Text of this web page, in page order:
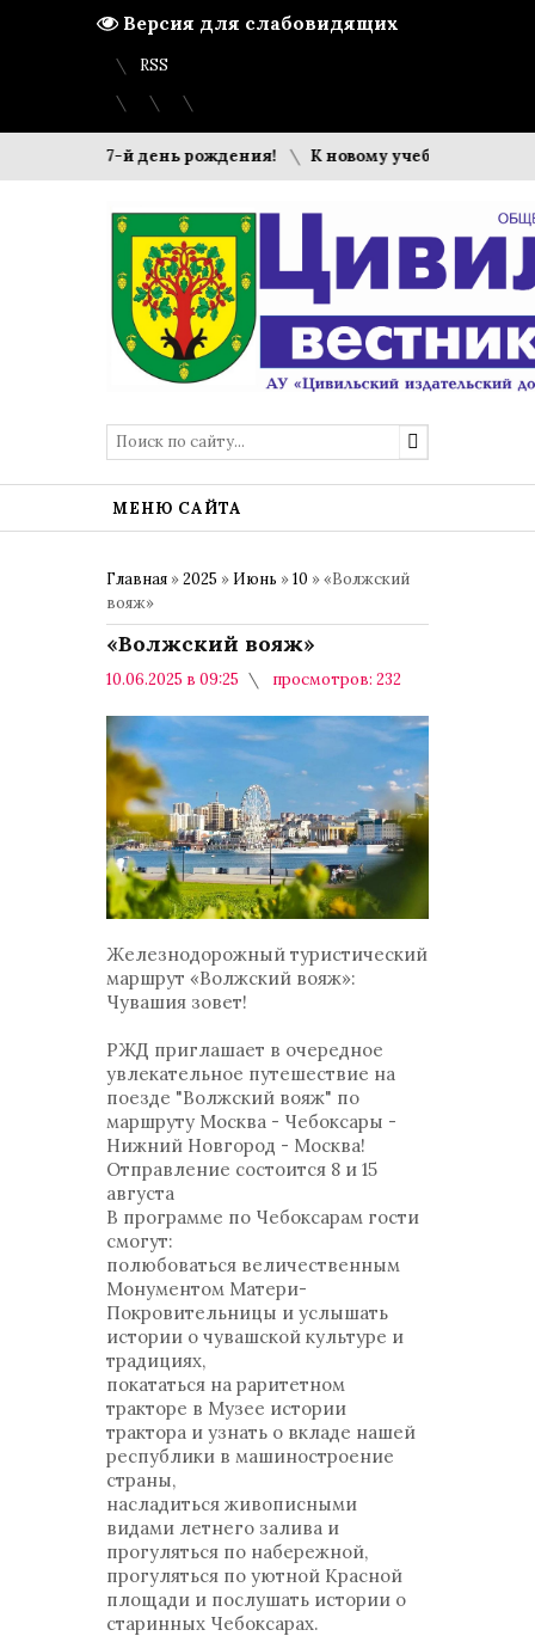
Версия для слабовидящих
Вход Регистрация
Карта сайта
RSS
437-й день рождения! К новому учебному году
МЕНЮ САЙТА
Главная »2025 » Июнь »10 » «Волжский
вояж»
«Волжский вояж»
10.06.2025 в 09:25
просмотров: 232
Железнодорожный туристический
маршрут «Волжский вояж»:
Чувашия зовет!
РЖД приглашает в очередное
увлекательное путешествие на
поезде "Волжский вояж" по
маршруту Москва - Чебоксары -
Нижний Новгород - Москва!
Отправление состоится 8 и 15
августа
В программе по Чебоксарам гости
смогут:
полюбоваться величественным
Монументом Матери-
Покровительницы и услышать
истории о чувашской культуре и
традициях,
покататься на раритетном
тракторе в Музее истории
трактора и узнать о вкладе нашей
республики в машиностроение
страны,
насладиться живописными
видами летнего залива и
прогуляться по набережной,
прогуляться по уютной Красной
площади и послушать истории о
старинных Чебоксарах.